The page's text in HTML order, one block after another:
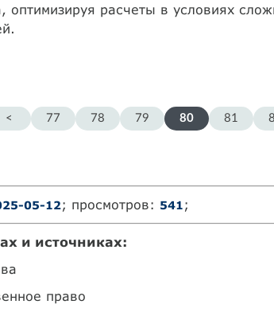
оптимизируя расчеты в условиях
< 77 78 79 80 81
05-12; просмотров: 541;
и источниках:
право